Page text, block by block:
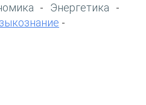
- Энергетика -
-